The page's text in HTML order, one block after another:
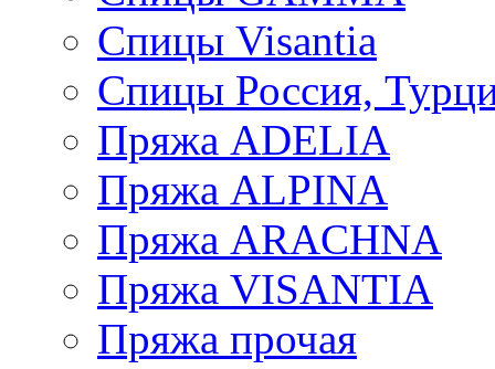
Спицы Visantia
Спицы Россия,
Пряжа ADELIA
Пряжа ALPINA
Пряжа ARACHNA
Пряжа VISANTIA
Пряжа прочая